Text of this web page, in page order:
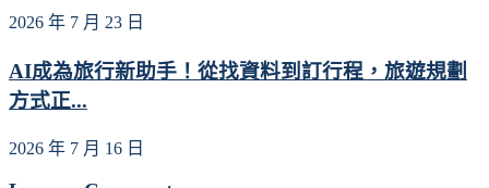
2026 年 7 月 23 日
AI成為旅行新助手！從找資料到訂行程，旅遊規劃
方式正...
2026 年 7 月 16 日